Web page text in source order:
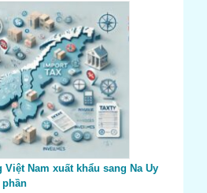
Việt Nam xuất khẩu sang Na Uy
phần